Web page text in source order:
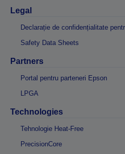
Legal
Declarație de confidențialitate
Safety Data Sheets
Partners
Portal pentru parteneri Epson
LPGA
Technologies
Tehnologie Heat-Free
PrecisionCore